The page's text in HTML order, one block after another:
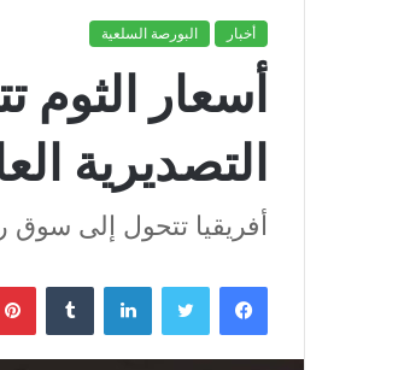
أخبار البورصة السلعية
أسعار الثوم
التصديرية
أفريقيا تتحول إلى سوق
فيسبوك تويتر لينكدإن